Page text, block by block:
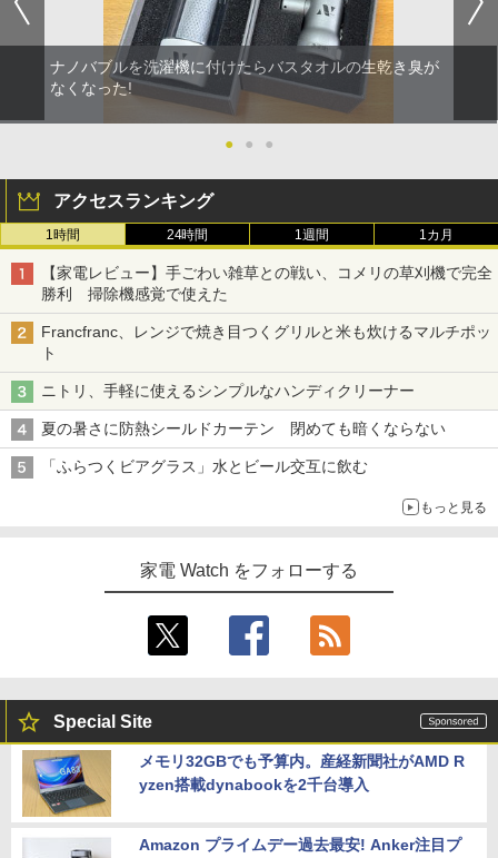
ナノバブルを洗濯機に付けたらバスタオルの生乾き臭が
なくなった!
● ● ●
アクセスランキング
1時間 24時間 1週間 1カ月
【家電レビュー】手ごわい雑草との戦い、コメリの草刈機で完全
勝利 掃除機感覚で使えた
Francfranc、レンジで焼き目つくグリルと米も炊けるマルチポッ
ト
ニトリ、手軽に使えるシンプルなハンディクリーナー
夏の暑さに防熱シールドカーテン 閉めても暗くならない
「ふらつくビアグラス」水とビール交互に飲む
もっと見る
家電 Watch をフォローする
Special Site
メモリ32GBでも予算内。産経新聞社がAMD R
yzen搭載dynabookを2千台導入
Amazon プライムデー過去最安! Anker注目プ